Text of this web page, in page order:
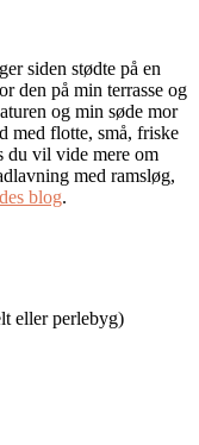
siden stødte på en
den på min terrasse og
og min søde mor
med flotte, små, friske
du vil vide mere om
med ramsløg,
blog.
eller perlebyg)